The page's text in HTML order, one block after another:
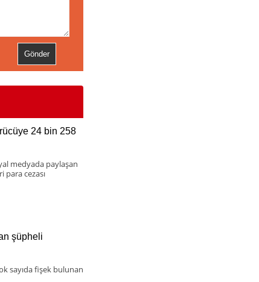
24 bin 258
medyada paylaşan
para cezası
şüpheli
sayıda fişek bulunan